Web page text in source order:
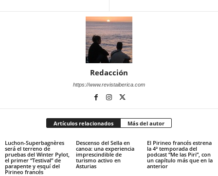
Redacción
https://www.revistaiberica.com
Artículos relacionados Más del autor
Luchon-Superbagnères
será el terreno de
pruebas del Winter Pylot,
el primer “Testival” de
parapente y esquí del
Pirineo francés
Descenso del Sella en
canoa: una experiencia
imprescindible de
turismo activo en
Asturias
El Pirineo francés estrena
la 4ª temporada del
podcast “Me las Piri”, con
un capítulo más que en la
anterior